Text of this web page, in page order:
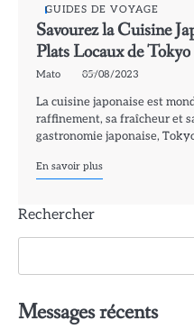
GUIDES DE VOYAGE
Savourez la Cuisine
Plats Locaux de Tokyo
Mato 05/08/2023
La cuisine japonaise est
raffinement, sa fraîcheur et
gastronomie japonaise,
En savoir plus
Rechercher
Messages récents